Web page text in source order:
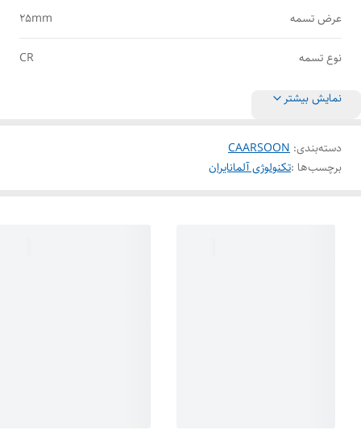
عرض تسمه 25mm
نوع تسمه CR
نمایش بیشتر
دسته‌بندی:
CAARSOON
برچسب‌ها :تکنولوژی آلمانایران